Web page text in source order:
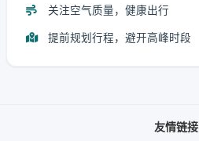
关注空气质量，健康出行
提前规划行程，避开高峰时段
友情链接